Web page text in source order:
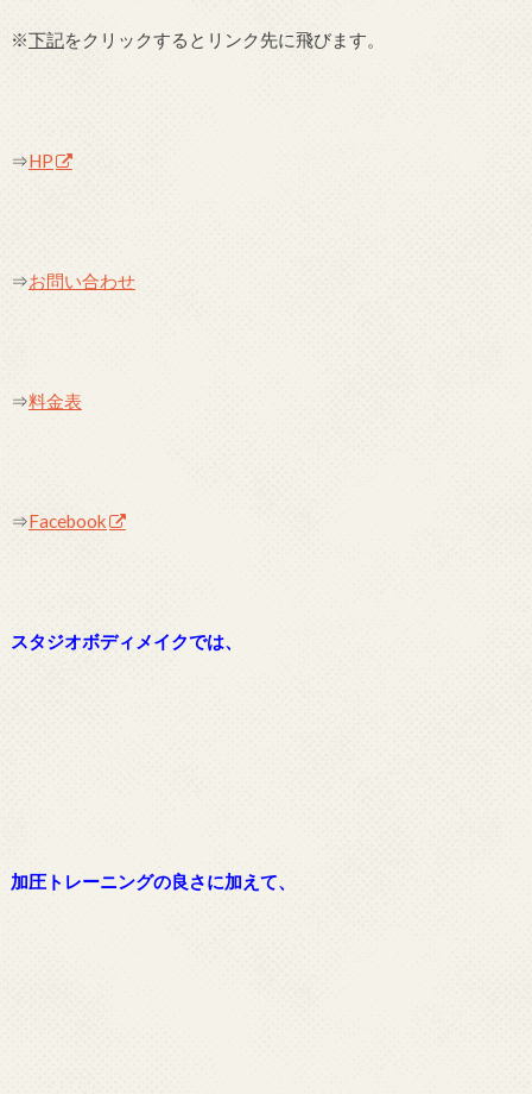
※下記をクリックするとリンク先に飛びます。
⇒HP
⇒お問い合わせ
⇒料金表
⇒Facebook
スタジオボディメイクでは、
加圧トレーニングの良さに加えて、